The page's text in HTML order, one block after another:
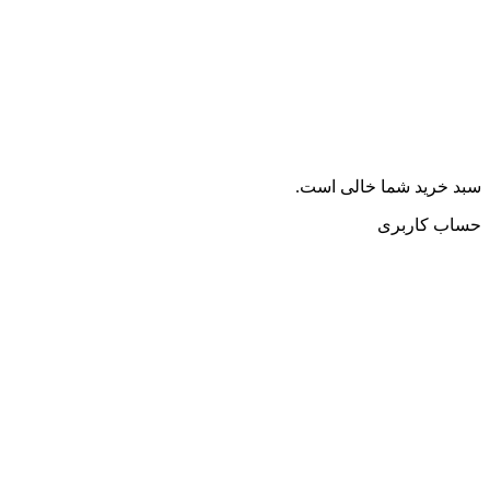
سبد خرید شما خالی است.
حساب کاربری